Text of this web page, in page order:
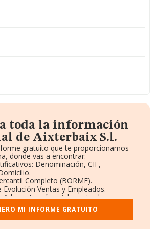
toda la información
de Aixterbaix S.l.
gratuito que te proporcionamos
donde vas a encontrar:
Denominación, CIF,
Completo (BORME).
Evolución Ventas y Empleados.
Administración y Administradores.
Ejecutivos.
y Vinculaciones en otras empresas.
MI INFORME GRATUITO